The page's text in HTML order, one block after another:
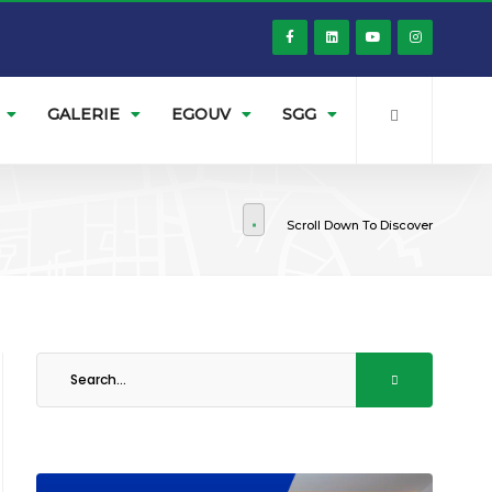
GALERIE EGOUV SGG
Scroll Down To Discover